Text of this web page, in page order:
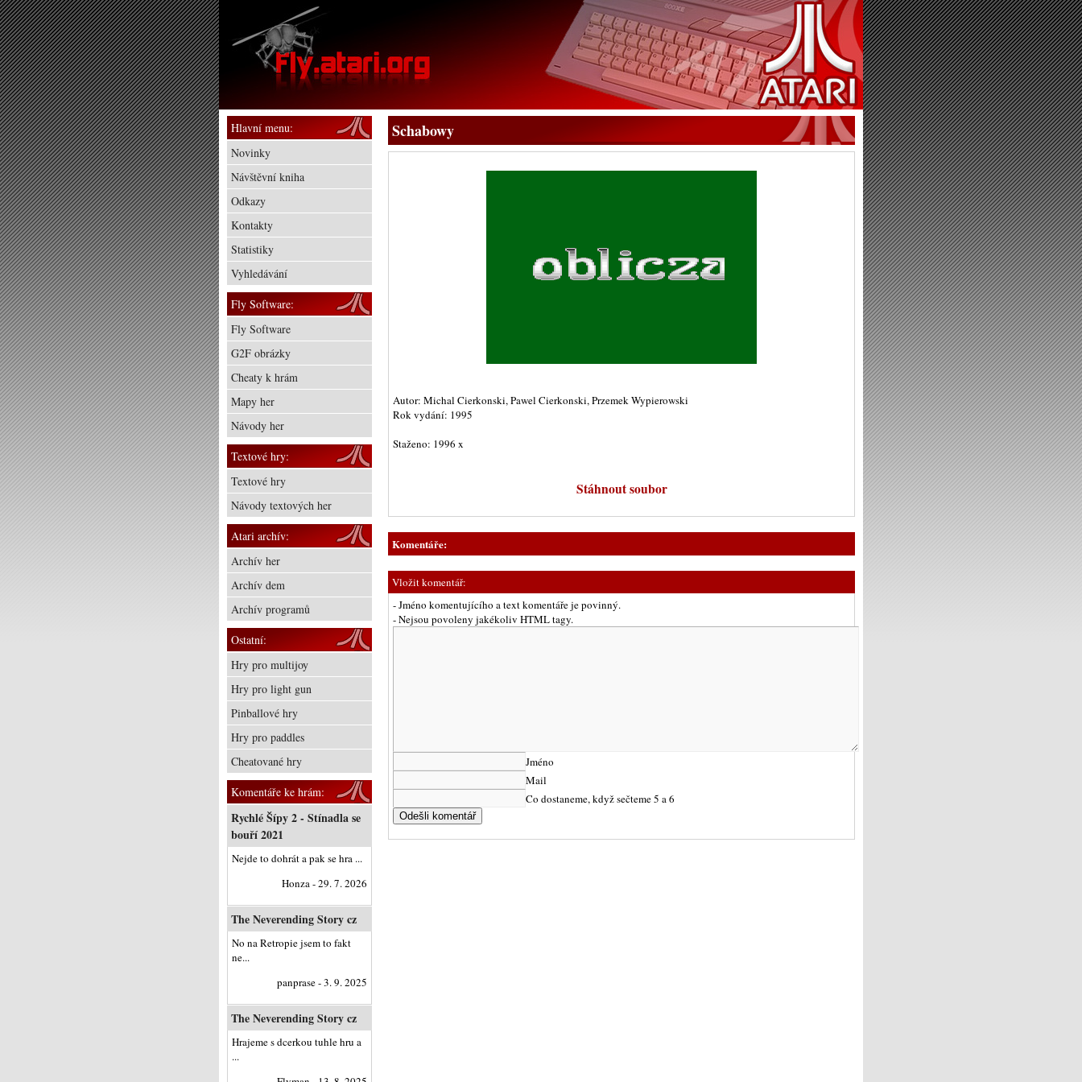
Schabowy
Autor: Michal Cierkonski, Pawel Cierkonski, Przemek Wypierowski
Rok vydání: 1995
Staženo: 1996 x
Stáhnout soubor
Komentáře:
Vložit komentář:
- Jméno komentujícího a text komentáře je povinný.
- Nejsou povoleny jakékoliv HTML tagy.
Jméno
Mail
Co dostaneme, když sečteme 5 a 6
Hlavní menu:
Novinky
Návštěvní kniha
Odkazy
Kontakty
Statistiky
Vyhledávání
Fly Software:
Fly Software
G2F obrázky
Cheaty k hrám
Mapy her
Návody her
Textové hry:
Textové hry
Návody textových her
Atari archív:
Archív her
Archív dem
Archív programů
Ostatní:
Hry pro multijoy
Hry pro light gun
Pinballové hry
Hry pro paddles
Cheatované hry
Komentáře ke hrám:
Rychlé Šípy 2 - Stínadla se
bouří 2021
Nejde to dohrát a pak se hra ...
Honza - 29. 7. 2026
The Neverending Story cz
No na Retropie jsem to fakt
ne...
panprase - 3. 9. 2025
The Neverending Story cz
Hrajeme s dcerkou tuhle hru a
...